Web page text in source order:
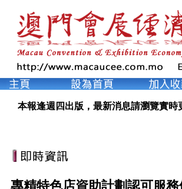
本報逢週四出版，最新消息請瀏覽實時
專精特色店資助計劃認可服